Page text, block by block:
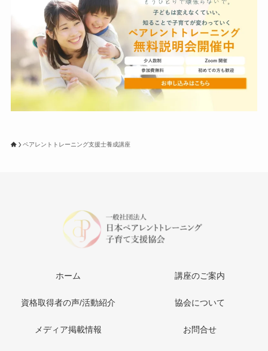
ペアレントトレーニング支援士養成講座
ホーム 講座のご案内
資格取得者の声/活動紹介 協会について
メディア掲載情報 お問合せ